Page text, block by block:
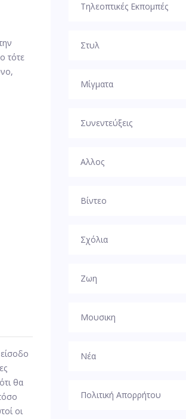
τότε
θα
οι
Τηλεοπτικές Εκπομπές
Στυλ
Μίγματα
Συνεντεύξεις
Αλλος
Βίντεο
Σχόλια
Ζωη
Μουσικη
Νέα
Πολιτική Απορρήτου